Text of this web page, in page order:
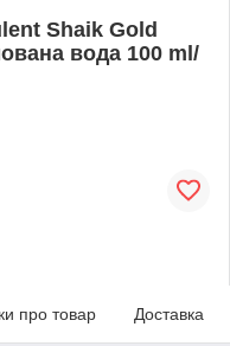
Shaik Gold
вода 100 ml/
про товар Доставка